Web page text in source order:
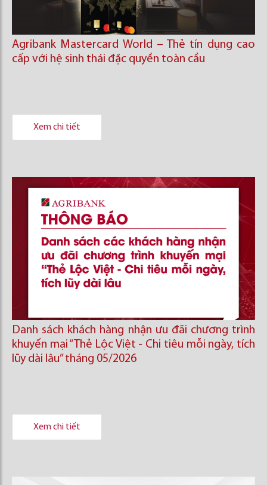
Agribank Mastercard World – Thẻ tín dụng cao
cấp với hệ sinh thái đặc quyền toàn cầu
Xem chi tiết
Danh sách khách hàng nhận ưu đãi chương trình
khuyến mại “Thẻ Lộc Việt - Chi tiêu mỗi ngày, tích
lũy dài lâu” tháng 05/2026
Xem chi tiết